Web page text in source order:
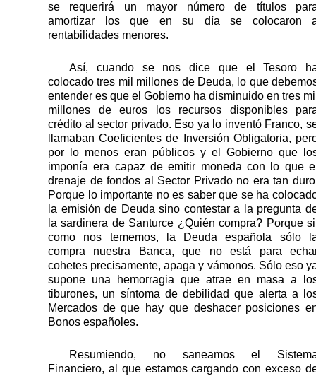
se requerirá un mayor número de títulos
amortizar los que en su día se colocaron
rentabilidades menores.
Así, cuando se nos dice que el Tesoro
colocado tres mil millones de Deuda, lo que
entender es que el Gobierno ha disminuido en tres
millones de euros los recursos disponibles
crédito al sector privado. Eso ya lo inventó Franco,
llamaban Coeficientes de Inversión Obligatoria,
por lo menos eran públicos y el Gobierno que
imponía era capaz de emitir moneda con lo que
drenaje de fondos al Sector Privado no era tan
Porque lo importante no es saber que se ha
la emisión de Deuda sino contestar a la pregunta
la sardinera de Santurce ¿Quién compra? Porque
como nos tememos, la Deuda española sólo
compra nuestra Banca, que no está para
cohetes precisamente, apaga y vámonos. Sólo eso
supone una hemorragia que atrae en masa a
tiburones, un síntoma de debilidad que alerta a
Mercados de que hay que deshacer posiciones
Bonos españoles.
Resumiendo, no saneamos el
Financiero, al que estamos cargando con exceso